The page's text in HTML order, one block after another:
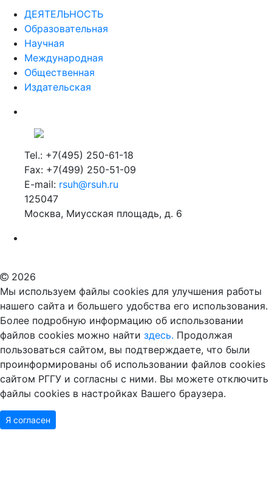
ДЕЯТЕЛЬНОСТЬ
Образовательная
Научная
Международная
Общественная
Издательская
Tel.: +7(495) 250-61-18
Fax: +7(499) 250-51-09
E-mail: rsuh@rsuh.ru
125047
Москва, Миусская площадь, д. 6
2026
Мы используем файлы cookies для улучшения работы
нашего сайта и большего удобства его использования.
Более подробную информацию об использовании
файлов cookies можно найти здесь. Продолжая
пользоваться сайтом, вы подтверждаете, что были
проинформированы об использовании файлов cookies
сайтом РГГУ и согласны с ними. Вы можете отключить
файлы cookies в настройках Вашего браузера.
Я согласен